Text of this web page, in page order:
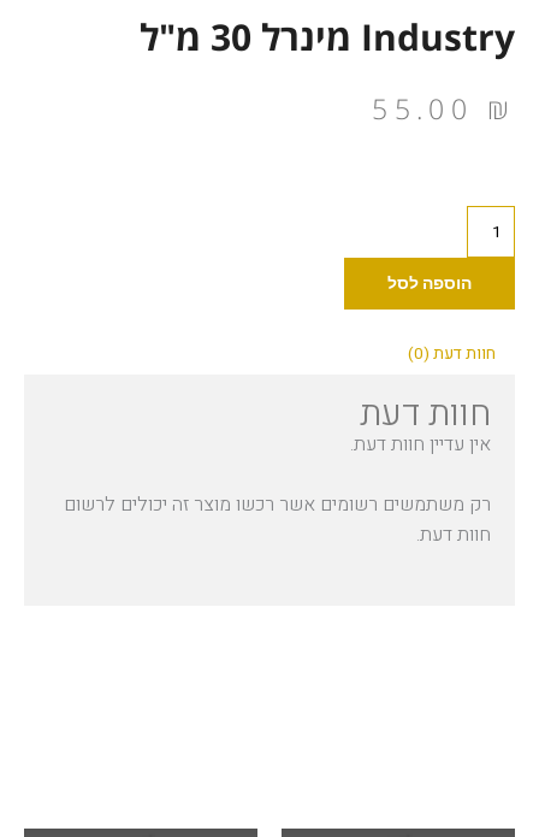
Industry מינרל 30 מ"ל
55.00 ₪
Industry
מינרל
הוספה לסל
חוות דעת (0)
חוות דעת
אין עדיין חוות דעת.
רק משתמשים רשומים אשר רכשו מוצר זה יכולים לרשום
חוות דעת.